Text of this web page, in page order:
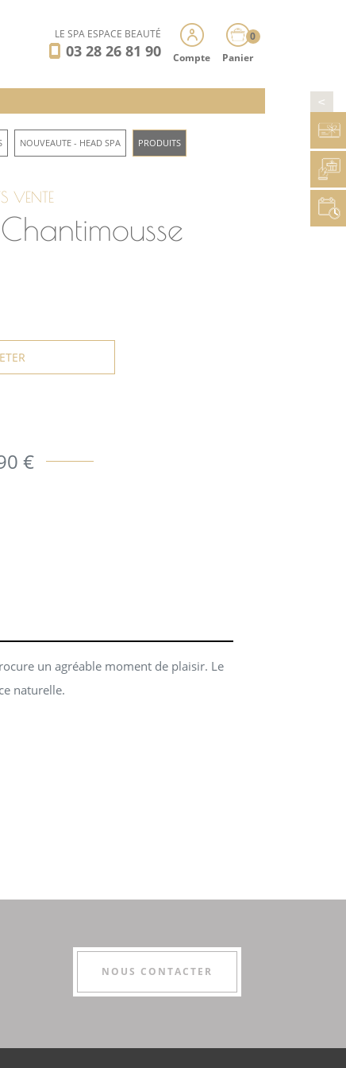
LE SPA ESPACE BEAUTÉ
03 28 26 81 90 Compte
0
Panier
>
NOUVEAUTE - HEAD SPA PRODUITS
VENTE
€
un agréable moment de plaisir. Le
naturelle.
NOUS CONTACTER